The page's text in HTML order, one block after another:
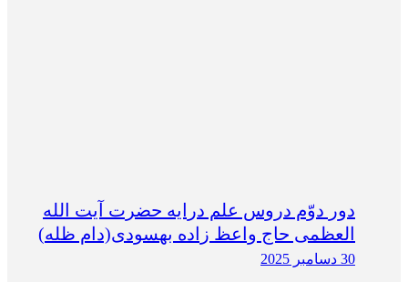
دور دوّم دروس علم درایه حضرت آیت الله
العظمی حاج واعظ زاده بهسودی(دام ظله)
30 دسامبر 2025